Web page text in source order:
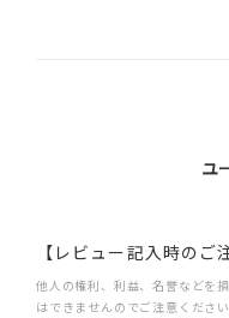
ユ
【レビュー記入時のご
他人の権利、利益、名誉などを
はできませんのでご注意ください